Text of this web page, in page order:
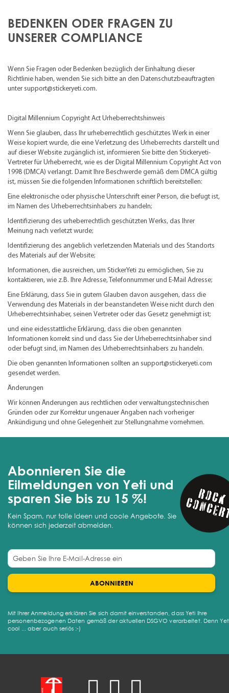
BEDENKEN ODER FRAGEN ZU
UNSERER COMPLIANCE
Wenn Sie Fragen oder Bedenken bezüglich der Einhaltung dieser
Richtlinie haben, wenden Sie sich bitte an den Datenschutzbeauftragten
unter support@stickeryeti.com.
Digital Millennium Copyright Act Urheberrechtshinweis
Wenn Sie glauben, dass Ihr urheberrechtlich geschütztes Werk in einer
Weise kopiert wurde, die eine Verletzung des Urheberrechts darstellt und
auf dieser Website zugänglich ist, informieren Sie bitte den Stickeryeti-
Vertreter für Urheberrecht, wie es der Digital Millennium Copyright Act von
1998 (DMCA) verlangt. Damit Ihre Beschwerde gemäß dem DMCA gültig
ist, müssen Sie die folgenden Informationen schriftlich bereitstellen:
Eine elektronische oder physische Unterschrift einer Person, die befugt ist,
im Namen des Urheberrechtsinhabers zu handeln;
Identifizierung des urheberrechtlich geschützten Werks, das Ihrer
Meinung nach verletzt wurde;
Identifizierung des angeblich verletzenden Materials und des Standorts
des Materials auf der Website;
Informationen, die ausreichen, um StickerYeti zu ermöglichen, Sie zu
kontaktieren, wie z.B. Ihre Adresse, Telefonnummer und E-Mail Adresse;
Eine Erklärung, dass Sie in gutem Glauben davon ausgehen, dass die
Verwendung des Materials in der beanstandeten Weise nicht durch den
Urheberrechtsinhaber, seinen Vertreter oder das Gesetz genehmigt ist;
und eine eidesstattliche Erklärung, dass die oben genannten
Informationen korrekt sind und dass Sie der Urheberrechtsinhaber sind
oder befugt sind, im Namen des Urheberrechtsinhabers zu handeln.
Die oben genannten Informationen sollten an support@stickeryeti.com
gesendet werden.
Änderungen
Wir können Änderungen aus rechtlichen oder verwaltungstechnischen
Gründen oder zur Korrektur ungenauer Angaben nach vorheriger
Ankündigung und ohne Gelegenheit zur Stellungnahme vornehmen.
Abonnieren Sie die
Eilmeldungen von Yeti und
sparen Sie bis zu 15 %!
Kein Spam, nur tolle Ideen und coole Angebote. Sie
können sich jederzeit abmelden.
ABONNIEREN
Mit Ihrer Anmeldung erklären Sie sich damit einverstanden, dass Yeti Ihre
personenbezogenen Daten gemäß der aktuellen DSGVO verarbeitet. Denn
cool ... aber auch seriös :-)